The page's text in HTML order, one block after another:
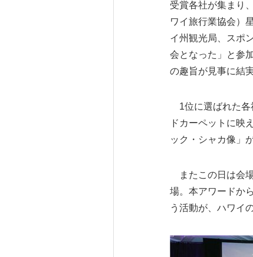
受賞各社が集まり
ワイ旅行業協会）
イ州観光局、スポ
会となった」と参
の趣旨が見事に結
1位に選ばれた各
ドカーペットに映
ック・シャカ像」
またこの日は会
場。本アワードか
う活動が、ハワイ